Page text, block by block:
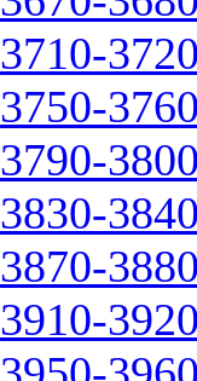
3710-
3750-
3790-
3830-
3870-
3910-